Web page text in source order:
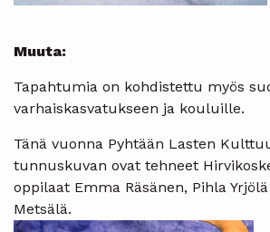
Muuta:
Tapahtumia on kohdistettu myös
varhaiskasvatukseen ja kouluille.
Tänä vuonna Pyhtään Lasten
tunnuskuvan ovat tehneet
oppilaat Emma Räsänen, Pihla
Metsälä.